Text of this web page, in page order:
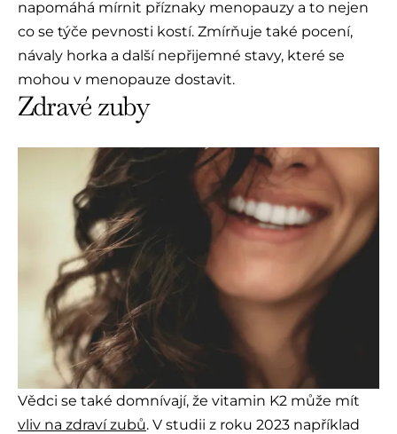
napomáhá mírnit příznaky menopauzy a to nejen
co se týče pevnosti kostí. Zmírňuje také pocení,
návaly horka a další nepřijemné stavy, které se
mohou v menopauze dostavit.
Zdravé zuby
Vědci se také domnívají, že vitamin K2 může mít
vliv na zdraví zubů. V studii z roku 2023 například